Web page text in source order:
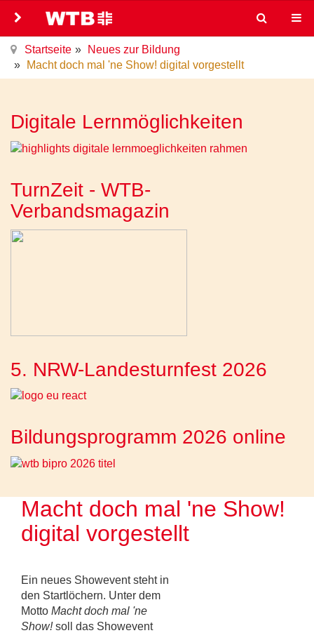
Startseite
Neues zur Bildung
Macht doch mal 'ne Show! digital vorgestellt
Digitale Lernmöglichkeiten
TurnZeit - WTB-
Verbandsmagazin
5. NRW-Landesturnfest 2026
Bildungsprogramm 2026 online
Macht doch mal 'ne Show!
digital vorgestellt
Ein neues Showevent steht in
den Startlöchern. Unter dem
Motto Macht doch mal 'ne
Show!soll das Showevent